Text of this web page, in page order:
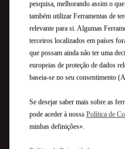
ANTERIOR
PLUG & CHARGE:
CONECTE, CARREGUE E
pesquisa, melhorando assim o
também utilizar Ferramentas de
relevante para si. Algumas
terceiros localizados em países
que possam ainda não ter uma
europeias de proteção de dados
baseia-se no seu consentimento
Se desejar saber mais sobre as
pode aceder à nossa Política de
minhas definições».